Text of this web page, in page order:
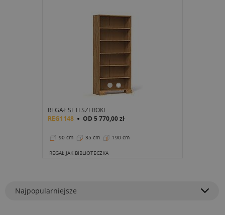
REGAŁ SETI SZEROKI
REG1148 OD 5 770,00 zł
90 cm 35 cm 190 cm
REGAŁ JAK BIBLIOTECZKA
Najpopularniejsze